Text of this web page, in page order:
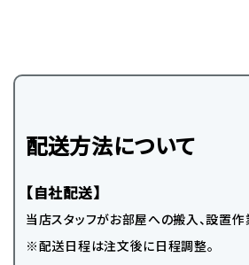
配送方法について
【自社配送】
当店スタッフがお部屋への搬入、設置作
※配送日程は注文後に日程調整。